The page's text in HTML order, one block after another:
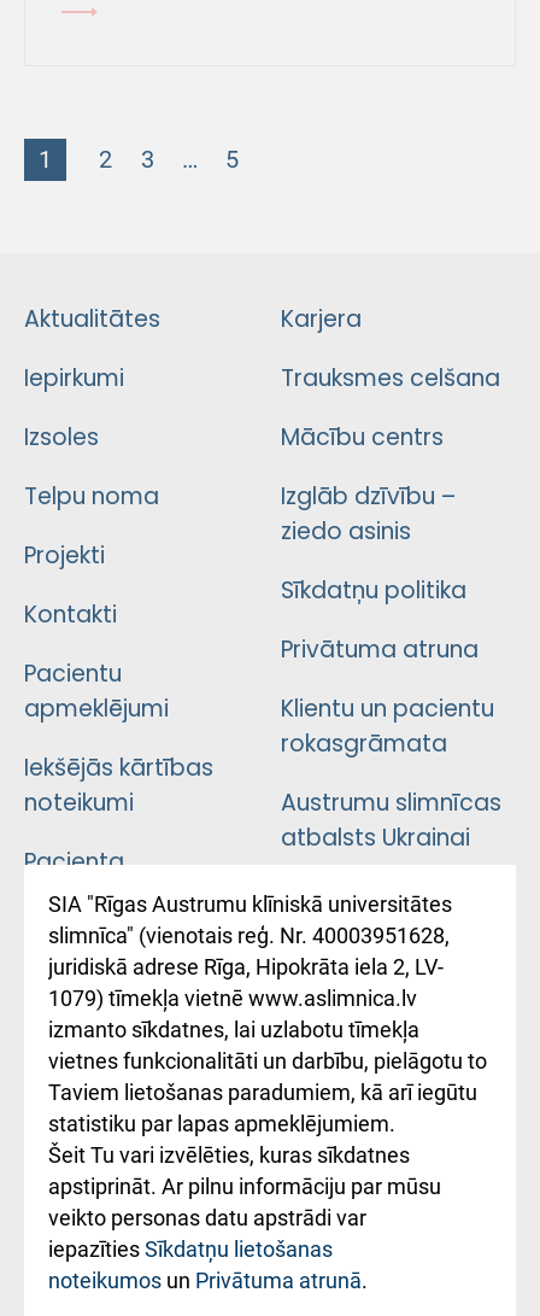
1 2 3 … 5
Aktualitātes
Iepirkumi
Izsoles
Telpu noma
Projekti
Kontakti
Pacientu
apmeklējumi
Iekšējās kārtības
noteikumi
Pacienta
atsauksmju/sūdzību
iesniegšanas
kārtība
Kā pie mums nokļūt
Rēķinu apmaksas
ceļvedis
Rekvizīti un
ārstniecības
iestādes kods
010000234
Karjera
Trauksmes celšana
Mācību centrs
Izglāb dzīvību –
ziedo asinis
Sīkdatņu politika
Privātuma atruna
Klientu un pacientu
rokasgrāmata
Austrumu slimnīcas
atbalsts Ukrainai
Підтримка Східної
лікарні та співпраця з
Україною
SIA "Rīgas Austrumu klīniskā universitātes
slimnīca" (vienotais reģ. Nr. 40003951628,
juridiskā adrese Rīga, Hipokrāta iela 2, LV-
1079) tīmekļa vietnē www.aslimnica.lv
izmanto sīkdatnes, lai uzlabotu tīmekļa
vietnes funkcionalitāti un darbību, pielāgotu to
Taviem lietošanas paradumiem, kā arī iegūtu
statistiku par lapas apmeklējumiem.
Šeit Tu vari izvēlēties, kuras sīkdatnes
apstiprināt. Ar pilnu informāciju par mūsu
veikto personas datu apstrādi var
iepazītiesSīkdatņu lietošanas
noteikumos un Privātuma atrunā.